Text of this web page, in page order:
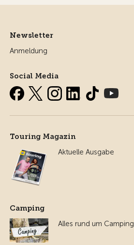
Newsletter
Anmeldung
Social Media
Touring Magazin
Aktuelle Ausgabe
Camping
Alles rund um Camping